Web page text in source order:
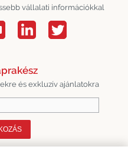
vállalati információkkal
és exkluzív ajánlatokra